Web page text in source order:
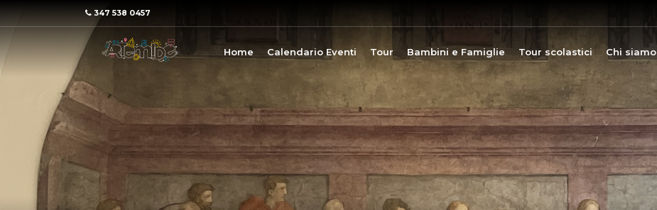
347 538 0457
Home Calendario Eventi Tour Bambini e Famiglie Tour scolastici Chi siamo